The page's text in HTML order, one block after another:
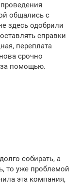
общались с
здесь одобрили
справки
переплата
срочно
за помощью.
собирать, а
то уже проблемой
эта компания,